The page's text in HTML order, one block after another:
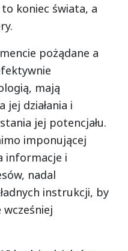
koniec świata, a
pożądane a
mają
działania i
jej potencjału.
imponującej
informacje i
nadal
instrukcji, by